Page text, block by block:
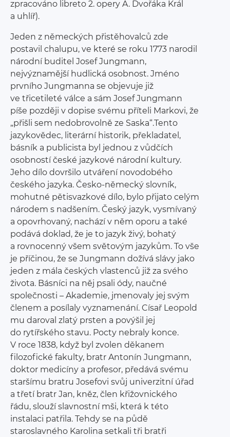
zpracováno libreto 2. opery A. Dvořáka Král
a uhlíř).
Jeden z německých přistěhovalců zde
postavil chalupu, ve které se roku 1773 narodil
národní buditel Josef Jungmann,
nejvýznamější hudlická osobnost. Jméno
prvního Jungmanna se objevuje již
ve třicetileté válce a sám Josef Jungmann
píše později v dopise svému příteli Markovi, že
„přišli sem nedobrovolně ze Saska“.Tento
jazykovědec, literární historik, překladatel,
básník a publicista byl jednou z vůdčích
osobností české jazykové národní kultury.
Jeho dílo dovršilo utváření novodobého
českého jazyka. Česko-německý slovník,
mohutné pětisvazkové dílo, bylo přijato celým
národem s nadšením. Český jazyk, vysmívaný
a opovrhovaný, nachází v něm oporu a také
podává doklad, že je to jazyk živý, bohatý
a rovnocenný všem světovým jazykům. To vše
je příčinou, že se Jungmann dožívá slávy jako
jeden z mála českých vlastenců již za svého
života. Básníci na něj psali ódy, naučné
společnosti – Akademie, jmenovaly jej svým
členem a posílaly vyznamenání. Císař Leopold
mu daroval zlatý prsten a povýšil jej
do rytířského stavu. Pocty nebraly konce.
V roce 1838, když byl zvolen děkanem
filozofické fakulty, bratr Antonín Jungmann,
doktor medicíny a profesor, předává svému
staršímu bratru Josefovi svůj univerzitní úřad
a třetí bratr Jan, kněz, člen křižovnického
řádu, slouží slavnostní mši, která k této
instalaci patřila. Tehdy se na půdě
staroslavného Karolina setkali tři bratři